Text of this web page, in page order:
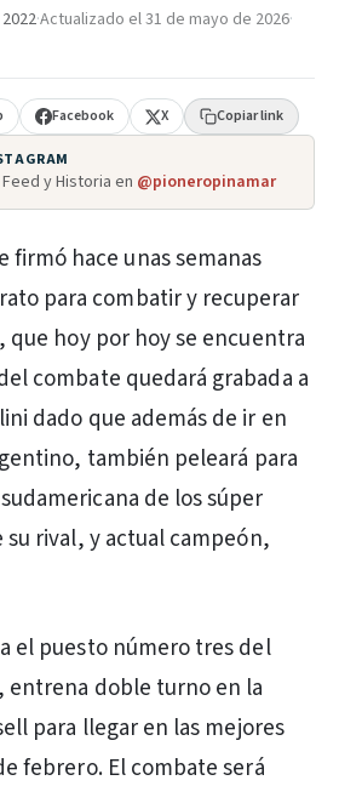
·Actualizado el31 de mayo de 2026·
Facebook X Copiar link
y Historia en @pioneropinamar
firmó hace unas semanas
para combatir y recuperar
hoy por hoy se encuentra
combate quedará grabada a
dado que además de ir en
también peleará para
de los súper
rival, y actual campeón,
el puesto número tres del
entrena doble turno en la
para llegar en las mejores
febrero. El combate será